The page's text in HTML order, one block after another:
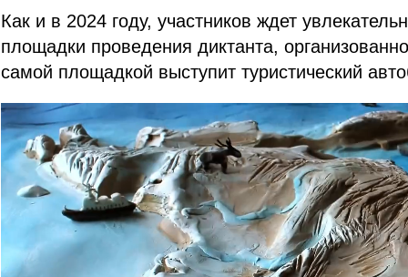
Как и в 2024 году, участников ждет
площадки проведения диктанта,
самой площадкой выступит туристический